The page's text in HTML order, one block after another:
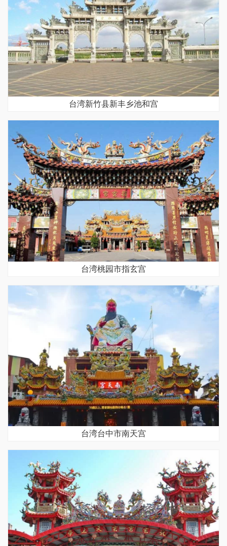
台湾新竹县新丰乡池和宫
台湾桃园市指玄宫
台湾台中市南天宫